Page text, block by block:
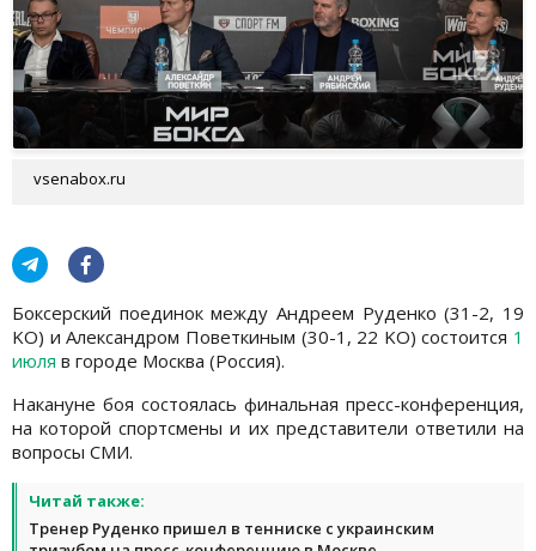
vsenabox.ru
Боксерский поединок между Андреем Руденко (31-2, 19
KO) и Александром Поветкиным (30-1, 22 KO) состоится 1
июля в городе Москва (Россия).
Накануне боя состоялась финальная пресс-конференция,
на которой спортсмены и их представители ответили на
вопросы СМИ.
Читай также:
Тренер Руденко пришел в тенниске с украинским